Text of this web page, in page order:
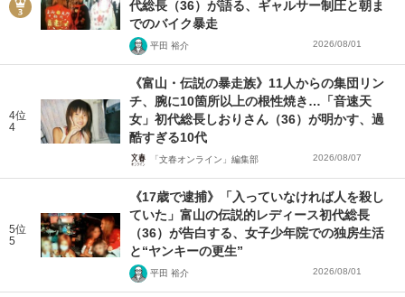
代総長（36）が語る、ギャルサー制圧と朝ま
でのバイク暴走
平田 裕介 2026/08/01
4位
4
《富山・伝説の暴走族》11人からの集団リン
チ、腕に10箇所以上の根性焼き…「音速天
女」初代総長しおりさん（36）が明かす、過
酷すぎる10代
「文春オンライン」編集部 2026/08/07
5位
5
《17歳で逮捕》「入っていなければ人を殺し
ていた」富山の伝説的レディース初代総長
（36）が告白する、女子少年院での独房生活
と“ヤンキーの更生”
平田 裕介 2026/08/01